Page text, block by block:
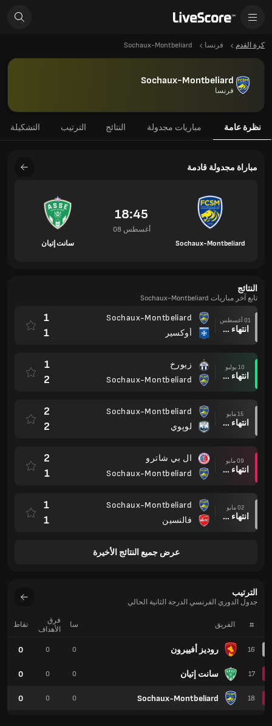
كرة القدم فرنسا Sochaux-Montbeliard
Sochaux-Montbeliard
فرنسا
نظرة عامة مباريات مجدولة النتائج الترتيب التشكيلة
مباراة مجدولة قادمة
Sochaux-Montbeliard
18:45
08 أغسطس
سانت إتيان
النتائج
تابع آخر مباريات Sochaux-Montbeliard
01 أغسطس
انتهاء وقت المباراة
Sochaux-Montbeliard
أوكسير
1
1
10 يوليو
انتهاء وقت المباراة
زيورخ
Sochaux-Montbeliard
1
2
15 مايو
انتهاء وقت المباراة
Sochaux-Montbeliard
لوپوي
2
2
09 مايو
انتهاء وقت المباراة
ال بي شاترو
Sochaux-Montbeliard
2
1
02 مايو
انتهاء وقت المباراة
Sochaux-Montbeliard
فالنسين
1
1
عرض جميع النتائج الأخيرة
الترتيب
جدول الدوري الفرنسي الدرجة الثانية الحالي
# الفريق
16 روديز أفييرون
17 سانت إتيان
18
Sochaux-Montbeliard
سا
فرق
الأهداف
نقاط
0
0
0
0
0
0
0
0
0